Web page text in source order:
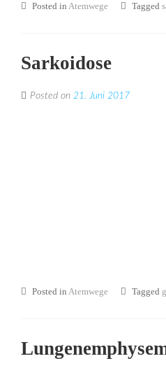
Posted in Atemwege Tagged
Sarkoidose
Posted on 21. Juni 2017
Posted in Atemwege Tagged